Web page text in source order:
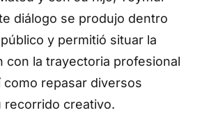
diálogo se produjo dentro
y permitió situar la
con la trayectoria profesional
como repasar diversos
recorrido creativo.